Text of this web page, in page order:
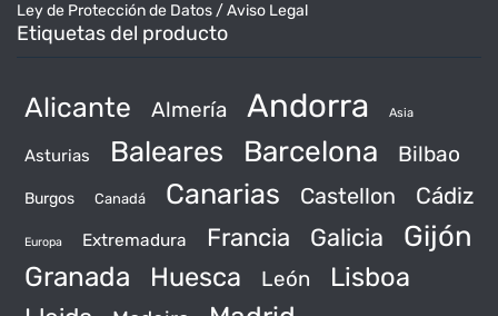
Ley de Protección de Datos / Aviso Legal
Etiquetas del producto
Alicante Almería Andorra Asia
Asturias Baleares Barcelona Bilbao
Burgos Canadá Canarias Castellon Cádiz
Europa Extremadura Francia Galicia Gijón
Granada Huesca León Lisboa